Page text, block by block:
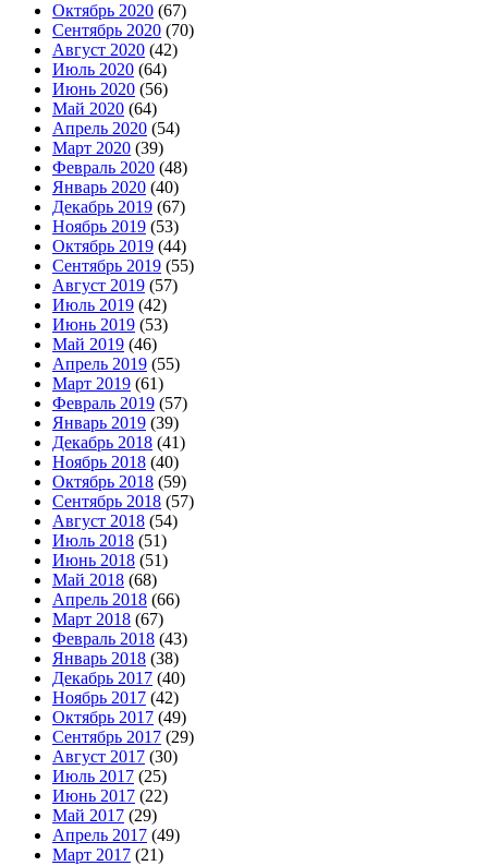
Октябрь 2020 (67)
Сентябрь 2020 (70)
Август 2020 (42)
Июль 2020 (64)
Июнь 2020 (56)
Май 2020 (64)
Апрель 2020 (54)
Март 2020 (39)
Февраль 2020 (48)
Январь 2020 (40)
Декабрь 2019 (67)
Ноябрь 2019 (53)
Октябрь 2019 (44)
Сентябрь 2019 (55)
Август 2019 (57)
Июль 2019 (42)
Июнь 2019 (53)
Май 2019 (46)
Апрель 2019 (55)
Март 2019 (61)
Февраль 2019 (57)
Январь 2019 (39)
Декабрь 2018 (41)
Ноябрь 2018 (40)
Октябрь 2018 (59)
Сентябрь 2018 (57)
Август 2018 (54)
Июль 2018 (51)
Июнь 2018 (51)
Май 2018 (68)
Апрель 2018 (66)
Март 2018 (67)
Февраль 2018 (43)
Январь 2018 (38)
Декабрь 2017 (40)
Ноябрь 2017 (42)
Октябрь 2017 (49)
Сентябрь 2017 (29)
Август 2017 (30)
Июль 2017 (25)
Июнь 2017 (22)
Май 2017 (29)
Апрель 2017 (49)
Март 2017 (21)